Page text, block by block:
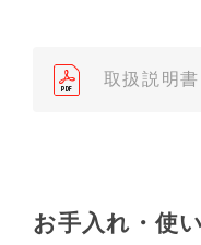
売店、また弊社「
依頼いただきます
（3）本サイトに掲
種が、生産中止な
取扱説明書
お手入れ・使